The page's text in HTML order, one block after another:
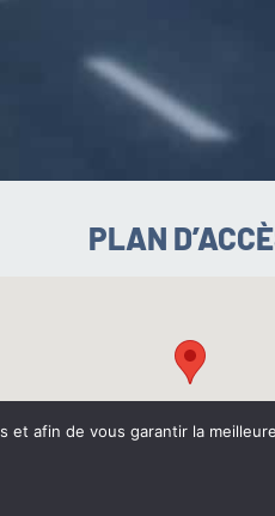
PLAN
et afin de vous garantir la